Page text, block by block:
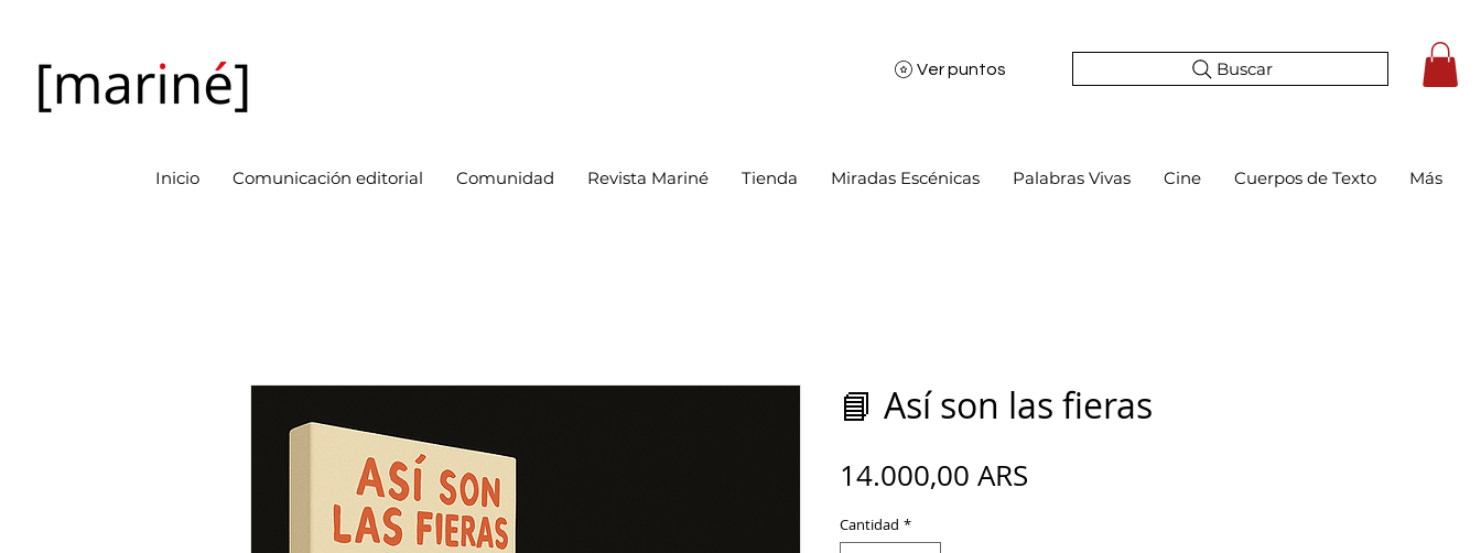
Ver puntos Buscar
Inicio Comunicación editorial Comunidad Revista Mariné Tienda Miradas Escénicas Palabras Vivas Cine Cuerpos de Texto Más
📘 Así son las fieras
14.000,00 ARS
Cantidad *